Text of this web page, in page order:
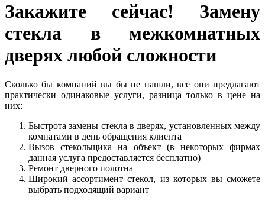
Закажите сейчас! Замену
стекла в межкомнатных
дверях любой сложности
Сколько бы компаний вы бы не нашли, все они предлагают
практически одинаковые услуги, разница только в цене на
них:
Быстрота замены стекла в дверях, установленных между
комнатами в день обращения клиента
Вызов стекольщика на объект (в некоторых фирмах
данная услуга предоставляется бесплатно)
Ремонт дверного полотна
Широкий ассортимент стекол, из которых вы сможете
выбрать подходящий вариант